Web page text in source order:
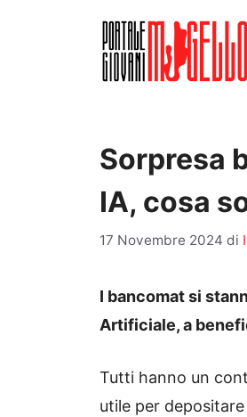
Sorpresa
IA, cosa
17 Novembre 2024 di
I bancomat si
Artificiale, a
Tutti hanno un
utile per